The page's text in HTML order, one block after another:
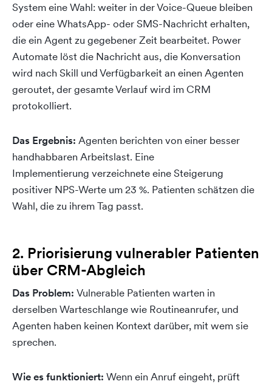
System eine Wahl: weiter in der Voice-Queue bleiben
oder eine WhatsApp- oder SMS-Nachricht erhalten,
die ein Agent zu gegebener Zeit bearbeitet. Power
Automate löst die Nachricht aus, die Konversation
wird nach Skill und Verfügbarkeit an einen Agenten
geroutet, der gesamte Verlauf wird im CRM
protokolliert.
Das Ergebnis: Agenten berichten von einer besser
handhabbaren Arbeitslast. Eine
Implementierung verzeichnete eine Steigerung
positiver NPS-Werte um 23 %. Patienten schätzen die
Wahl, die zu ihrem Tag passt.
2. Priorisierung vulnerabler Patienten
über CRM-Abgleich
Das Problem: Vulnerable Patienten warten in
derselben Warteschlange wie Routineanrufer, und
Agenten haben keinen Kontext darüber, mit wem sie
sprechen.
Wie es funktioniert: Wenn ein Anruf eingeht, prüft